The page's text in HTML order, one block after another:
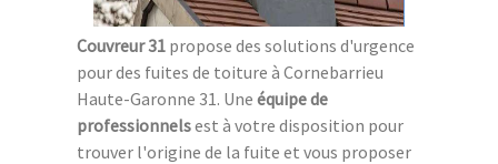
Couvreur 31 propose des solutions d'urgence
pour des fuites de toiture à Cornebarrieu
Haute-Garonne 31. Une équipe de
professionnelsest à votre disposition pour
trouver l'origine de la fuite et vous proposer